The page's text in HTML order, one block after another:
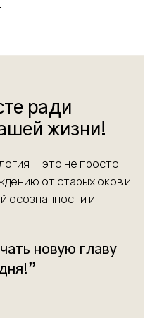
ради
жизни!
— это не просто
от старых оков и
осознанности и
новую главу